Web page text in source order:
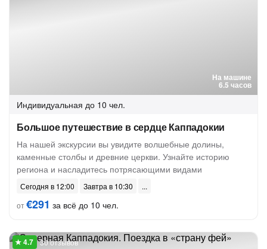
На машине
6.5 часов
Индивидуальная до 10 чел.
Большое путешествие в сердце Каппадокии
На нашей экскурсии вы увидите волшебные долины,
каменные столбы и древние церкви. Узнайте историю
региона и насладитесь потрясающими видами
Сегодня в 12:00
Завтра в 10:30
от€291 за всё до 10 чел.
30 отзывов